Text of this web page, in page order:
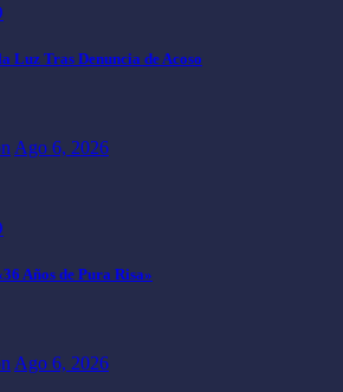
Luz Tras Denuncia de Acoso
Ago 6, 2026
Años de Pura Risa»
Ago 6, 2026